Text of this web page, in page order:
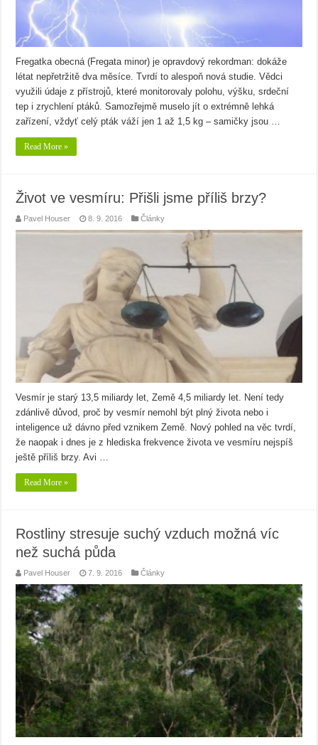
Fregatka obecná (Fregata minor) je opravdový rekordman: dokáže
létat nepřetržitě dva měsíce. Tvrdí to alespoň nová studie. Vědci
využili údaje z přístrojů, které monitorovaly polohu, výšku, srdeční
tep i zrychlení ptáků. Samozřejmě muselo jít o extrémně lehká
zařízení, vždyť celý pták váží jen 1 až 1,5 kg – samičky jsou …
Read More »
Život ve vesmíru: Přišli jsme příliš brzy?
Pavel Houser 8. 9. 2016 Články
Vesmír je starý 13,5 miliardy let, Země 4,5 miliardy let. Není tedy
zdánlivě důvod, proč by vesmír nemohl být plný života nebo i
inteligence už dávno před vznikem Země. Nový pohled na věc tvrdí,
že naopak i dnes je z hlediska frekvence života ve vesmíru nejspíš
ještě příliš brzy. Avi …
Read More »
Rostliny stresuje suchý vzduch možná víc
než suchá půda
Pavel Houser 7. 9. 2016 Články